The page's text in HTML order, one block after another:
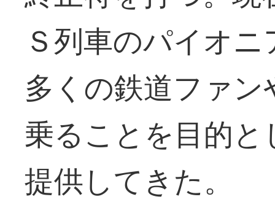
Ｓ列車のパイオ
多くの鉄道ファ
乗ることを目的
提供してきた。